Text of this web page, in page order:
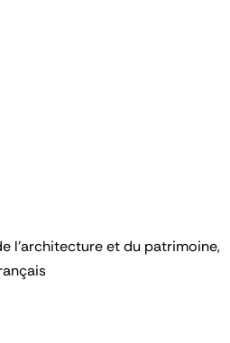
l’architecture et du patrimoine,